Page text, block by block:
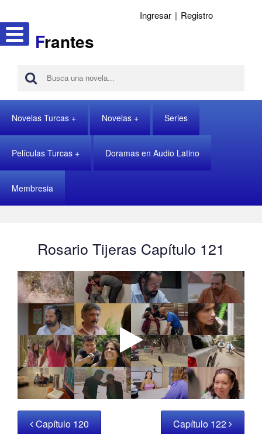
Frantes
Ingresar | Registro
Novelas Turcas Novelas Series
Películas Turcas Doramas en Audio Latino
Membresia
Rosario Tijeras Capítulo 121
Capítulo 120 Capítulo 122